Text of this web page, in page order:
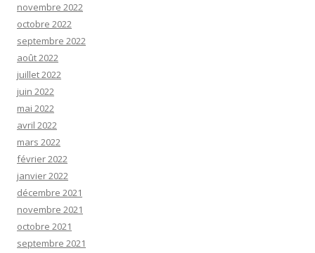
novembre 2022
octobre 2022
septembre 2022
août 2022
juillet 2022
juin 2022
mai 2022
avril 2022
mars 2022
février 2022
janvier 2022
décembre 2021
novembre 2021
octobre 2021
septembre 2021